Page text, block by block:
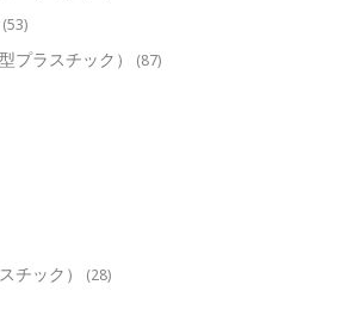
(53)
プラスチック） (87)
チック） (28)